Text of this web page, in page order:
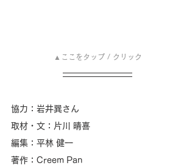
▲ここをタップ / クリック
協力： 岩井巽さん
取材・文：片川 晴喜
編集：平林 健一
著作：Creem Pan